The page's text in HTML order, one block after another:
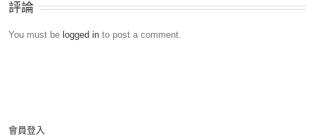
評論
You must be logged in to post a comment.
會員登入